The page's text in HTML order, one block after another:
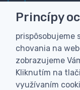
dobierku
Vyrobíme
Skúsenosť
Široký
Princípy
prispôsobujeme
chovania na
zobrazujeme
Kliknutím na
využívaním